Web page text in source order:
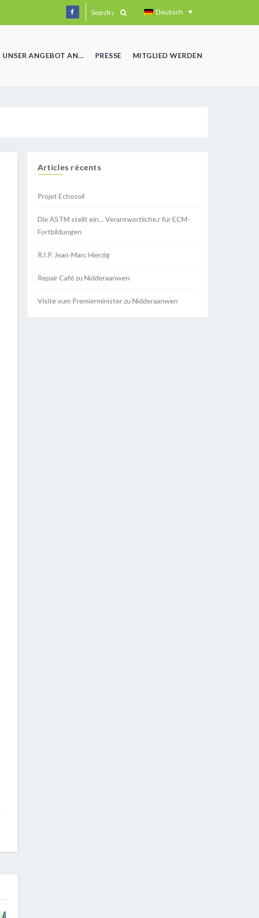
Deutsch
UNSER ANGEBOT AN… PRESSE MITGLIED WERDEN
Articles récents
Projet Echosoil
Die ASTM stellt ein… Verantwortliche.r für ECM-
Fortbildungen
R.I.P. Jean-Marc Hierzig
Repair Café zu Nidderaanwen
Visite vum Premierminister zu Nidderaanwen